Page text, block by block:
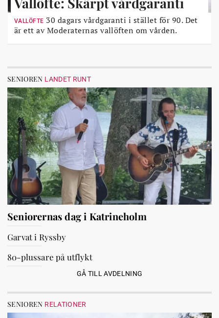
VALLÖFTE 30 dagars vårdgaranti i stället för 90. Det
är ett av Moderaternas vallöften om vården.
SENIOREN LANDET RUNT
Seniorernas dag i Katrineholm
Garvat i Ryssby
80-plussare på utflykt
GÅ TILL AVDELNING
SENIOREN RELATIONER